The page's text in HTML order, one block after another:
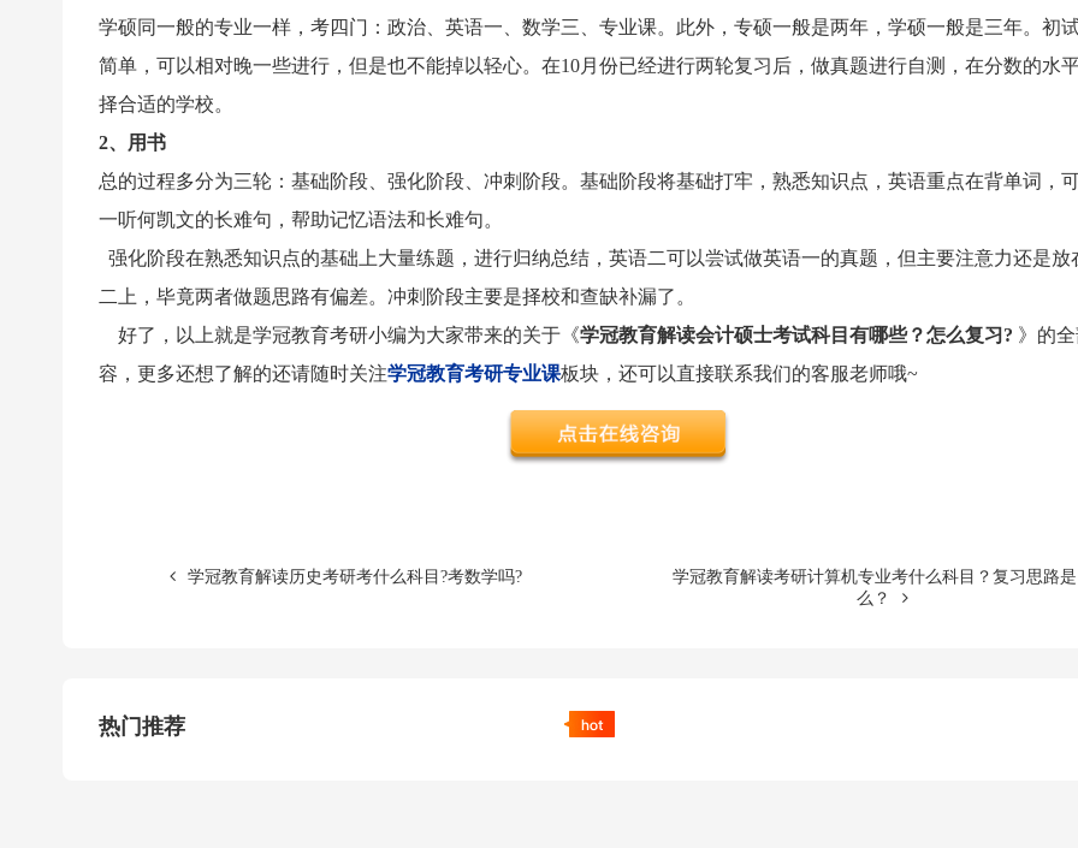
学硕同一般的专业一样，考四门：政治、英语一、数学三、专业课。此外，专硕一般是两年，学硕一般是三年。初
简单，可以相对晚一些进行，但是也不能掉以轻心。在10月份已经进行两轮复习后，做真题进行自测，在分数的水
择合适的学校。
2、用书
总的过程多分为三轮：基础阶段、强化阶段、冲刺阶段。基础阶段将基础打牢，熟悉知识点，英语重点在背单词，
一听何凯文的长难句，帮助记忆语法和长难句。
强化阶段在熟悉知识点的基础上大量练题，进行归纳总结，英语二可以尝试做英语一的真题，但主要注意力还是放
二上，毕竟两者做题思路有偏差。冲刺阶段主要是择校和查缺补漏了。
好了，以上就是学冠教育考研小编为大家带来的关于《学冠教育解读会计硕士考试科目有哪些？怎么复习? 》的
容，更多还想了解的还请随时关注学冠教育考研专业课板块，还可以直接联系我们的客服老师哦~
学冠教育解读历史考研考什么科目?考数学吗?
学冠教育解读考研计算机专业考什么科目？复习思路
么？
热门推荐